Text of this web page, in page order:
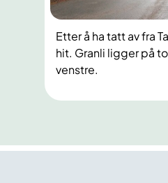
Etter å ha tatt av fra
hit. Granli ligger på
venstre.